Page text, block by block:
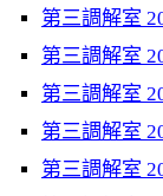
第三調解室
第三調解室
第三調解室
第三調解室
第三調解室